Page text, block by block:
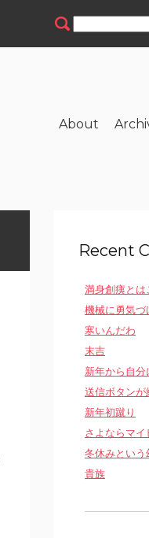
About
Recent
満身創痍とは
機械に勇気づ
寒いんだわ
末吉
新年から自分
送信ボタンが
新年初蹴り
さよならマイ
冬休みという
貴族